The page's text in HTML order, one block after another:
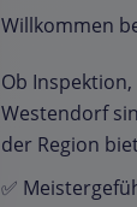
Willkommen
Ob
Westendorf
der Region
✅